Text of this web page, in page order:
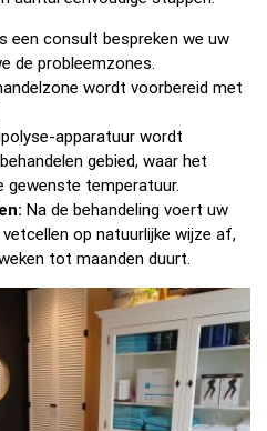
een consult bespreken we uw
de probleemzones.
wordt voorbereid met
apparatuur wordt
gebied, waar het
temperatuur.
Na de behandeling voert uw
op natuurlijke wijze af,
tot maanden duurt.